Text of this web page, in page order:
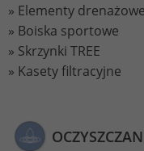
Elementy drenażowe
Boiska sportowe
Skrzynki TREE
Kasety filtracyjne